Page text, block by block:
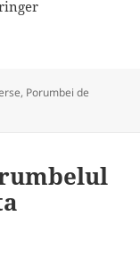
porumbelul dungat
, Porumbei de